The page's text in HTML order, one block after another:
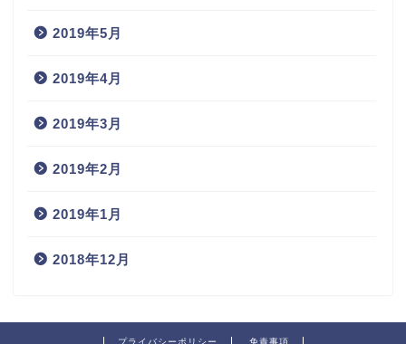
2019年5月
2019年4月
2019年3月
2019年2月
2019年1月
2018年12月
プライバシーポリシー 免責事項